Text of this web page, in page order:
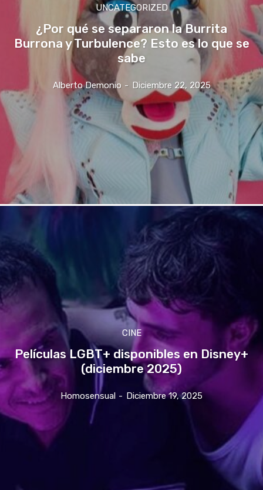
UNCATEGORIZED
¿Por qué se separaron la Burrita
Burrona y Turbulence? Esto es lo que se
sabe
Alberto Demonio - Diciembre 22, 2025
CINE
Películas LGBT+ disponibles en Disney+
(diciembre 2025)
Homosensual - Diciembre 19, 2025